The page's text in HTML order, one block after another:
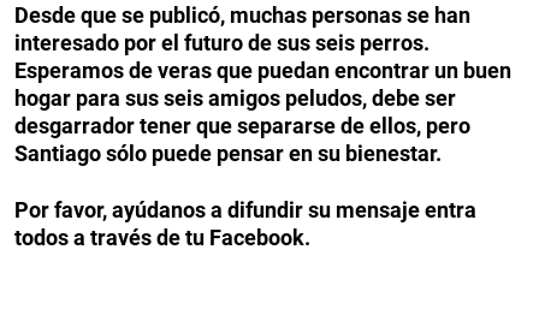
Desde que se publicó, muchas personas se han
interesado por el futuro de sus seis perros.
Esperamos de veras que puedan encontrar un buen
hogar para sus seis amigos peludos, debe ser
desgarrador tener que separarse de ellos, pero
Santiago sólo puede pensar en su bienestar.
Por favor, ayúdanos a difundir su mensaje entra
todos a través de tu Facebook.